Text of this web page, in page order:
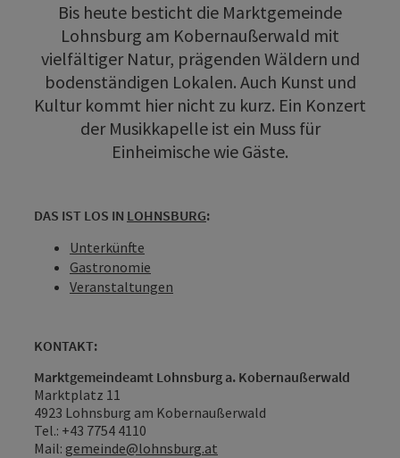
Bis heute besticht die Marktgemeinde
Lohnsburg am Kobernaußerwald mit
vielfältiger Natur, prägenden Wäldern und
bodenständigen Lokalen. Auch Kunst und
Kultur kommt hier nicht zu kurz. Ein Konzert
der Musikkapelle ist ein Muss für
Einheimische wie Gäste.
DAS IST LOS IN LOHNSBURG:
Unterkünfte
Gastronomie
Veranstaltungen
KONTAKT:
Marktgemeindeamt Lohnsburg a. Kobernaußerwald
Marktplatz 11
4923 Lohnsburg am Kobernaußerwald
Tel.: +43 7754 4110
Mail: gemeinde@lohnsburg.at